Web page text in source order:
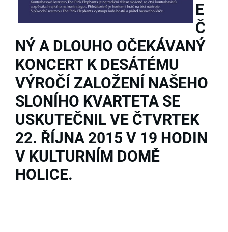
E
Č
NÝ A DLOUHO OČEKÁVANÝ
KONCERT K DESÁTÉMU
VÝROČÍ ZALOŽENÍ NAŠEHO
SLONÍHO KVARTETA SE
USKUTEČNIL VE ČTVRTEK
22. ŘÍJNA 2015 V 19 HODIN
V KULTURNÍM DOMĚ
HOLICE.